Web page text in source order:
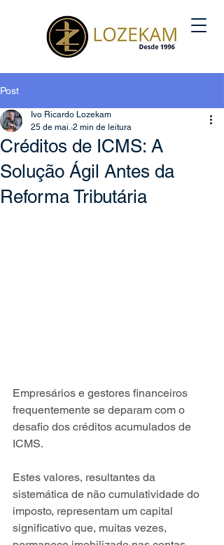
Post
Créditos de ICMS: A
Solução Ágil Antes da
Reforma Tributária
Ivo Ricardo Lozekam
25 de mai. 2 min de leitura
Empresários e gestores financeiros
frequentemente se deparam com o
desafio dos créditos acumulados de
ICMS.
Estes valores, resultantes da
sistemática de não cumulatividade do
imposto, representam um capital
significativo que, muitas vezes,